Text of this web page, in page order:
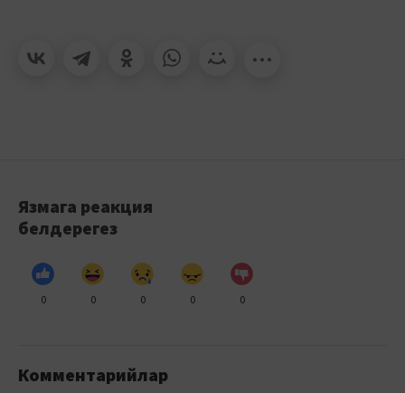
Язмага реакция
белдерегез
0 0 0 0 0
Комментарийлар